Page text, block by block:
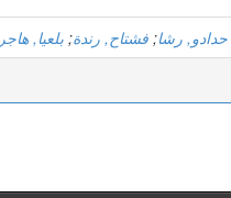
حدادو, رشا; فشتاح, رندة; بلعيا, هاجر